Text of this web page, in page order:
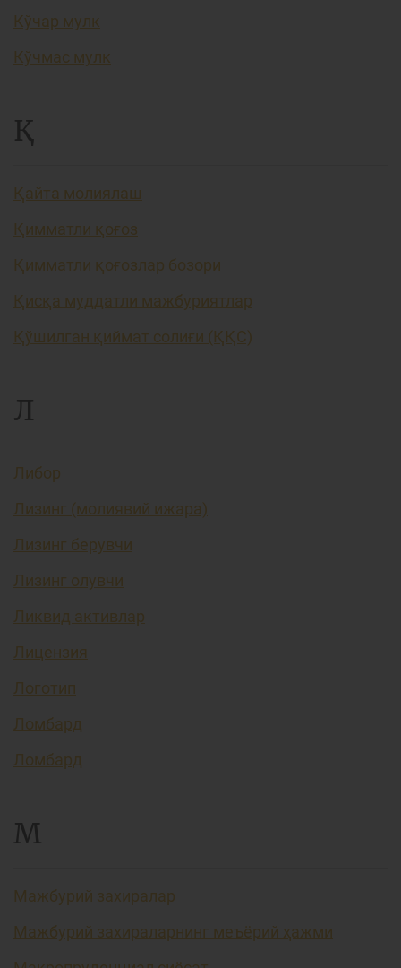
Кўчар мулк
Кўчмас мулк
Қ
Қайта молиялаш
Қимматли қоғоз
Қимматли қоғозлар бозори
Қисқа муддатли мажбуриятлар
Қўшилган қиймат солиғи (ҚҚС)
Л
Либор
Лизинг (молиявий ижара)
Лизинг берувчи
Лизинг олувчи
Ликвид активлар
Лицензия
Логотип
Ломбард
Ломбард
М
Мажбурий захиралар
Мажбурий захираларнинг меъёрий ҳажми